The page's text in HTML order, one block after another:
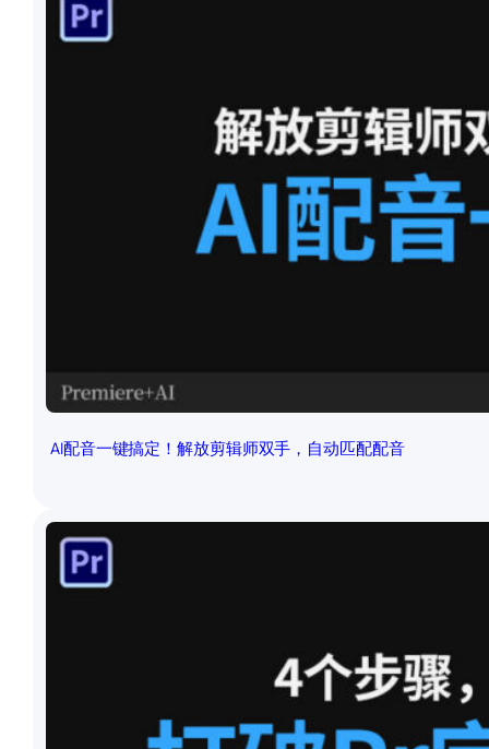
AI配音一键搞定！解放剪辑师双手，自动匹配配音